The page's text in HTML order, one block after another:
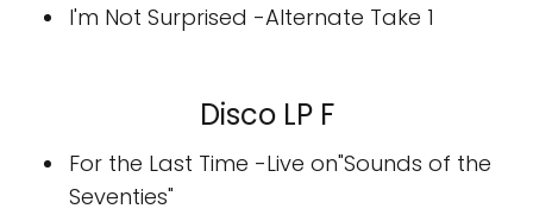
I'm Not Surprised -Alternate Take 1
Disco LP F
For the Last Time -Live on"Sounds of the
Seventies"